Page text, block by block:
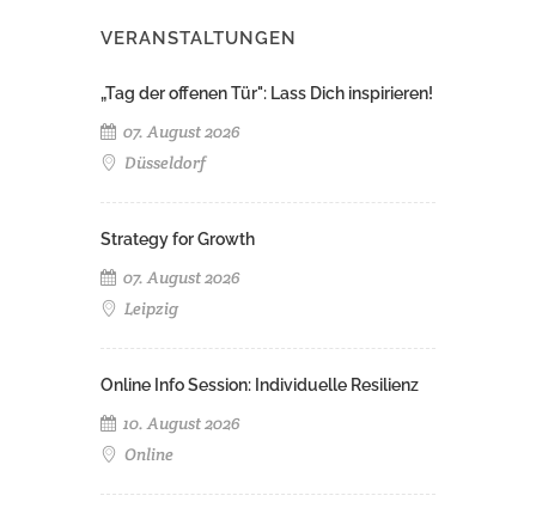
VERANSTALTUNGEN
„Tag der offenen Tür": Lass Dich inspirieren!
07. August 2026
Düsseldorf
Strategy for Growth
07. August 2026
Leipzig
Online Info Session: Individuelle Resilienz
10. August 2026
Online